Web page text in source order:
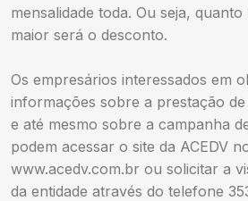
mensalidade toda. Ou seja, quanto
maior será o desconto.
Os empresários interessados em
informações sobre a prestação
e até mesmo sobre a campanha
podem acessar o site da ACEDV
www.acedv.com.br ou solicitar a
da entidade através do telefone